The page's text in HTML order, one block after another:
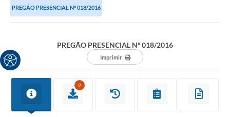
PREGÃO PRESENCIAL Nº 018/2016
PREGÃO PRESENCIAL Nº 018/2016
Imprimir
2